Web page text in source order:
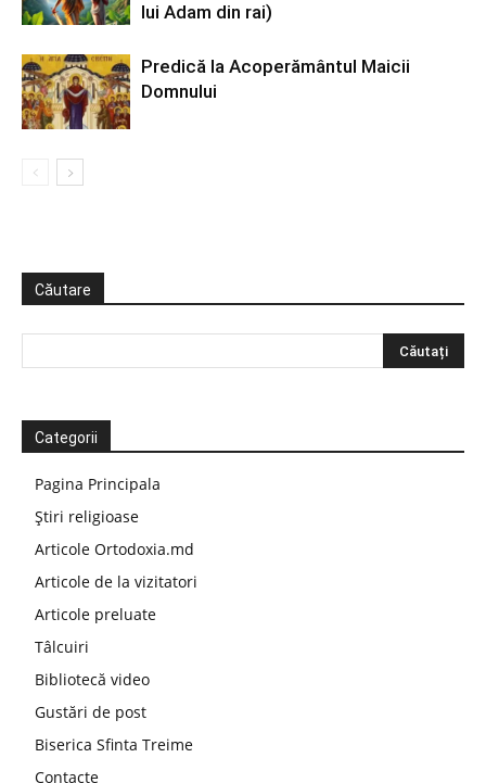
lui Adam din rai)
Predică la Acoperământul Maicii
Domnului
Căutare
Categorii
Pagina Principala
Știri religioase
Articole Ortodoxia.md
Articole de la vizitatori
Articole preluate
Tâlcuiri
Bibliotecă video
Gustări de post
Biserica Sfinta Treime
Contacte